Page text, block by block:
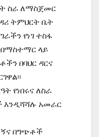
ስራ ለማስጀመር
ትምህርት ቤት
የነገ ተስፋ
ላይ
በባህር ዳርና
የነበሩና ለስራ
እንዲሻሻሉ አመራር
በግጭቶች